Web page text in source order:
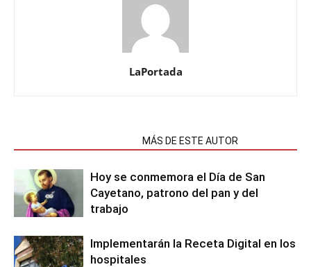
LaPortada
MÁS DE ESTE AUTOR
Hoy se conmemora el Día de San
Cayetano, patrono del pan y del
trabajo
Implementarán la Receta Digital en los
hospitales